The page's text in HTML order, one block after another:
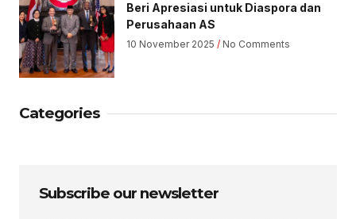
Beri Apresiasi untuk Diaspora dan
Perusahaan AS
10 November 2025 No Comments
Categories
Subscribe our newsletter